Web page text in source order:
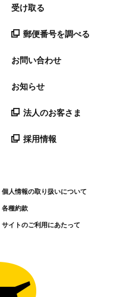
受け取る
郵便番号を調べる
お問い合わせ
お知らせ
法人のお客さま
採用情報
個人情報の取り扱いについて
各種約款
サイトのご利用にあたって